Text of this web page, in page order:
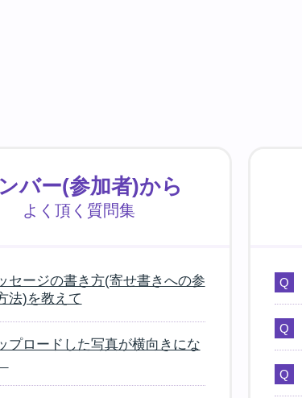
バー(参加者)から
よく頂く質問集
セージの書き方(寄せ書きへの参
法)を教えて
プロードした写真が横向きにな